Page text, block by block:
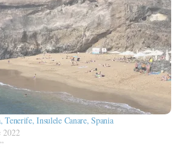
Tenerife, Insulele Canare, Spania
2022